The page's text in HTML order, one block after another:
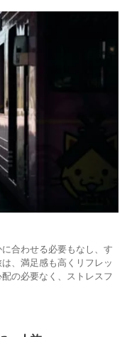
合わせる必要もなし、す
、満足感も高くリフレッ
の必要なく、ストレスフ